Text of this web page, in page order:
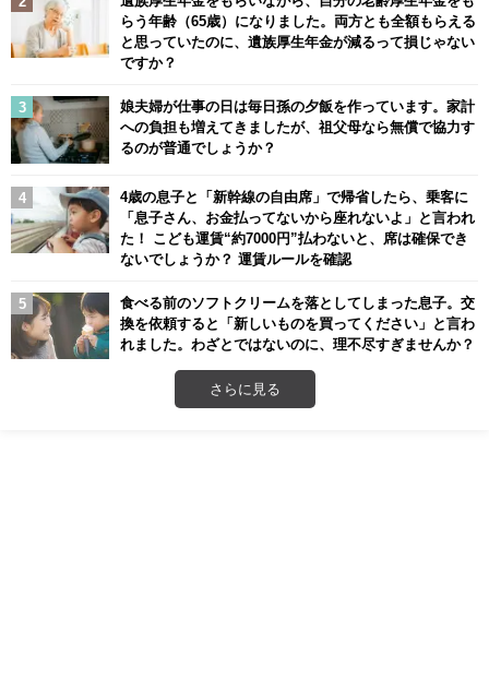
らう年齢（65歳）になりました。両方とも全額もらえる
と思っていたのに、遺族厚生年金が減るって損じゃない
ですか？
娘夫婦が仕事の日は毎日孫の夕飯を作っています。家計
への負担も増えてきましたが、祖父母なら無償で協力す
るのが普通でしょうか？
4歳の息子と「新幹線の自由席」で帰省したら、乗客に
「息子さん、お金払ってないから座れないよ」と言われ
た！ こども運賃“約7000円”払わないと、席は確保でき
ないでしょうか？ 運賃ルールを確認
食べる前のソフトクリームを落としてしまった息子。交
換を依頼すると「新しいものを買ってください」と言わ
れました。わざとではないのに、理不尽すぎませんか？
さらに見る